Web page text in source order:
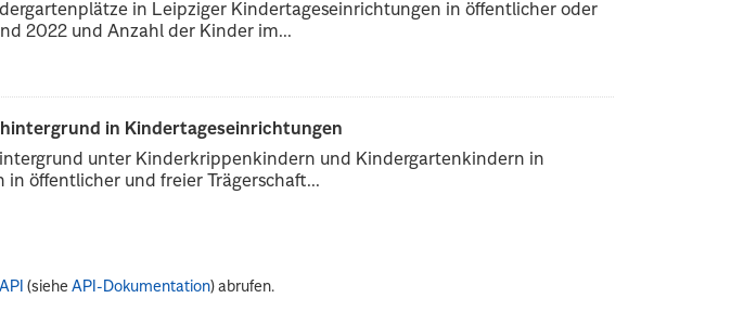
in Leipziger Kindertageseinrichtungen in öffentlicher oder
2022 und Anzahl der Kinder im...
in Kindertageseinrichtungen
unter Kinderkrippenkindern und Kindergartenkindern in
öffentlicher und freier Trägerschaft...
API (sieheAPI-Dokumentation) abrufen.